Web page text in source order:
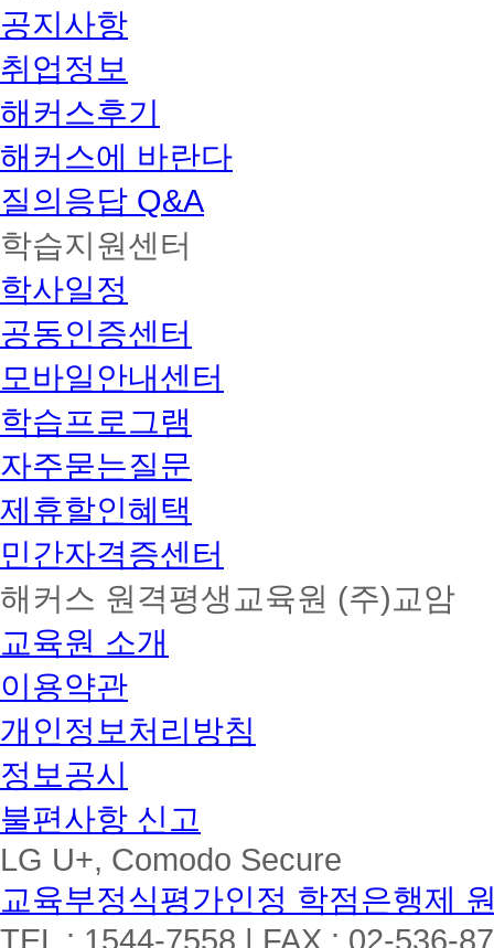
공지사항
취업정보
해커스후기
해커스에 바란다
질의응답 Q&A
학습지원센터
학사일정
공동인증센터
모바일안내센터
학습프로그램
자주묻는질문
제휴할인혜택
민간자격증센터
해커스 원격평생교육원 (주)교암
교육원 소개
이용약관
개인정보처리방침
정보공시
불편사항 신고
LG U+, Comodo Secure
교육부정식평가인정 학점은행제
TEL : 1544-7558 | FAX : 02-536-